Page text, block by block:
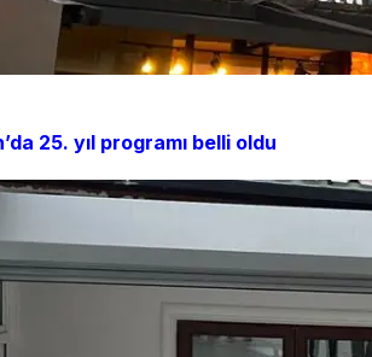
25. yıl programı belli oldu